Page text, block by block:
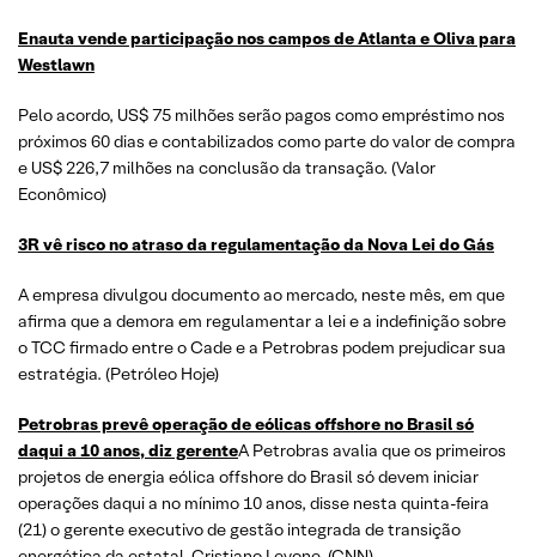
Enauta vende participação nos campos de Atlanta e Oliva para
Westlawn
Pelo acordo, US$ 75 milhões serão pagos como empréstimo nos
próximos 60 dias e contabilizados como parte do valor de compra
e US$ 226,7 milhões na conclusão da transação. (Valor
Econômico)
3R vê risco no atraso da regulamentação da Nova Lei do Gás
A empresa divulgou documento ao mercado, neste mês, em que
afirma que a demora em regulamentar a lei e a indefinição sobre
o TCC firmado entre o Cade e a Petrobras podem prejudicar sua
estratégia. (Petróleo Hoje)
Petrobras prevê operação de eólicas offshore no Brasil só
daqui a 10 anos, diz gerenteA Petrobras avalia que os primeiros
projetos de energia eólica offshore do Brasil só devem iniciar
operações daqui a no mínimo 10 anos, disse nesta quinta-feira
(21) o gerente executivo de gestão integrada de transição